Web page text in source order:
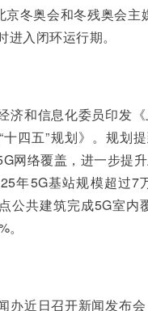
冬奥会和冬残奥会主
进入闭环运行期。
济和信息化委员印发
四五”规划》。规划
网络覆盖，进一步提
年5G基站规模超过7
公共建筑完成5G室内
办近日召开新闻发布